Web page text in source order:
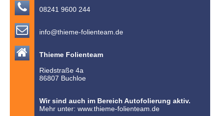
 08241 9600 244
 info@thieme-folienteam.de

Thieme Folienteam
Riedstraße 4a
86807 Buchloe
Wir sind auch im Bereich Autofolierung aktiv.
Mehr unter: www.thieme-folienteam.de